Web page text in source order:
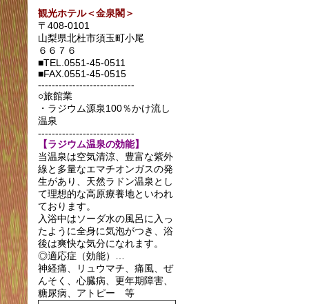
観光ホテル＜金泉閣＞
〒408-0101
山梨県北杜市須玉町小尾
６６７６
■TEL.0551-45-0511
■FAX.0551-45-0515
----------------------------
○旅館業
・ラジウム源泉100％かけ流し
温泉
----------------------------
【ラジウム温泉の効能】
当温泉は空気清涼、豊富な紫外
線と多量なエマチオンガスの発
生があり、天然ラドン温泉とし
て理想的な高原療養地といわれ
ております。
入浴中はソーダ水の風呂に入っ
たように全身に気泡がつき、浴
後は爽快な気分になれます。
◎適応症（効能）…
神経痛、リュウマチ、痛風、ぜ
んそく、心臓病、更年期障害、
糖尿病、アトピー 等